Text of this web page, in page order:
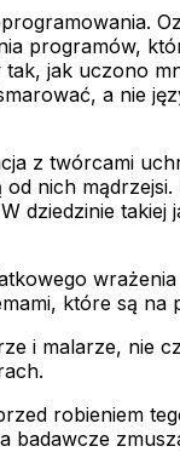
programów,
jak uczono
a nie
z twórcami
nich
dziedzinie
które są na
i malarze,
robieniem